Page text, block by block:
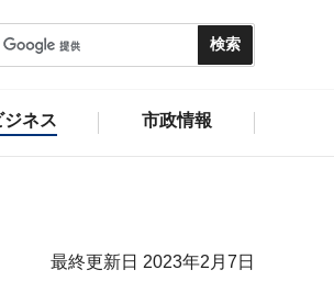
ジネス 市政情報
最終更新日 2023年2月7日